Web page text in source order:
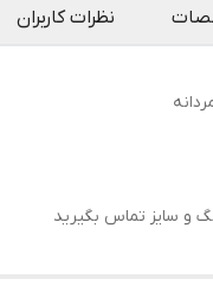
نظرات کاربران
و سایز تماس بگیرید